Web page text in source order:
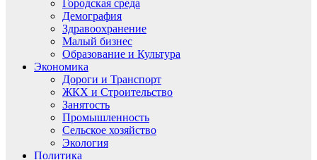
Городская среда
Демография
Здравоохранение
Малый бизнес
Образование и Культура
Экономика
Дороги и Транспорт
ЖКХ и Строительство
Занятость
Промышленность
Сельское хозяйство
Экология
Политика